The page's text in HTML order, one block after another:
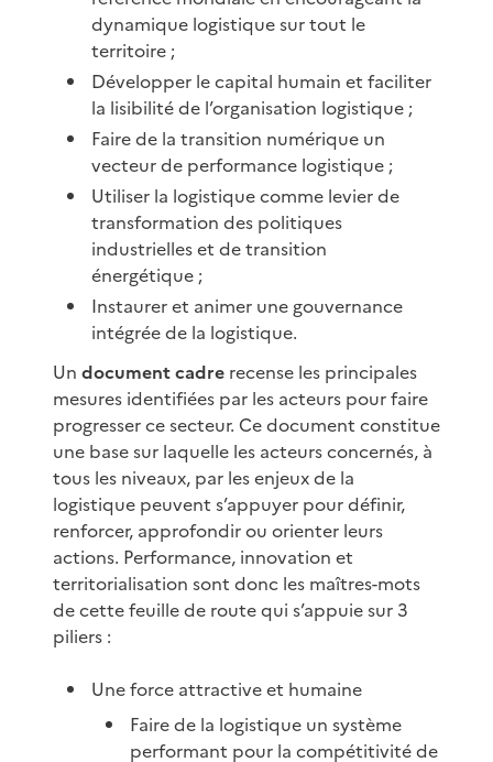
dynamique logistique sur tout le
territoire ;
Développer le capital humain et faciliter
la lisibilité de l’organisation logistique ;
Faire de la transition numérique un
vecteur de performance logistique ;
Utiliser la logistique comme levier de
transformation des politiques
industrielles et de transition
énergétique ;
Instaurer et animer une gouvernance
intégrée de la logistique.
Un document cadre recense les principales
mesures identifiées par les acteurs pour faire
progresser ce secteur. Ce document constitue
une base sur laquelle les acteurs concernés, à
tous les niveaux, par les enjeux de la
logistique peuvent s’appuyer pour définir,
renforcer, approfondir ou orienter leurs
actions. Performance, innovation et
territorialisation sont donc les maîtres-mots
de cette feuille de route qui s’appuie sur 3
piliers :
Une force attractive et humaine
Faire de la logistique un système
performant pour la compétitivité de